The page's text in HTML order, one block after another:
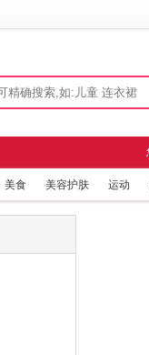
美食 美容护肤 运动